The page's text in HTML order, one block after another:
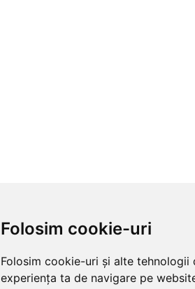
Folosim cookie-uri
Folosim cookie-uri și alte
experiența ta de navigare pe